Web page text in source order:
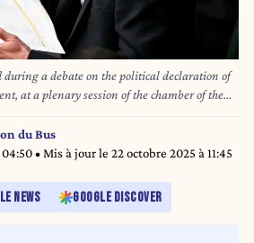
during a debate on the political declaration of
at a plenary session of the chamber of the
Wednesday 05 February 2025. Negotiators
up the Arizona coalition - the N-VA, MR,
- reached a government agreement last
du Bus
04:50• Mis à jour le 22 octobre 2025 à 11:45
NEWS GOOGLE DISCOVER